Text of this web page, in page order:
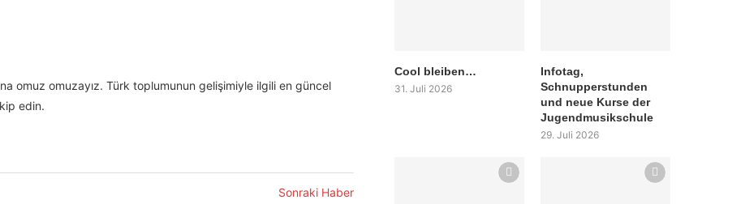
omuz omuzayız. Türk toplumunun gelişimiyle ilgili en güncel
edin.
Sonraki Haber
Cool bleiben…
31. Juli 2026
Infotag,
Schnupperstunden
und neue Kurse der
Jugendmusikschule
29. Juli 2026